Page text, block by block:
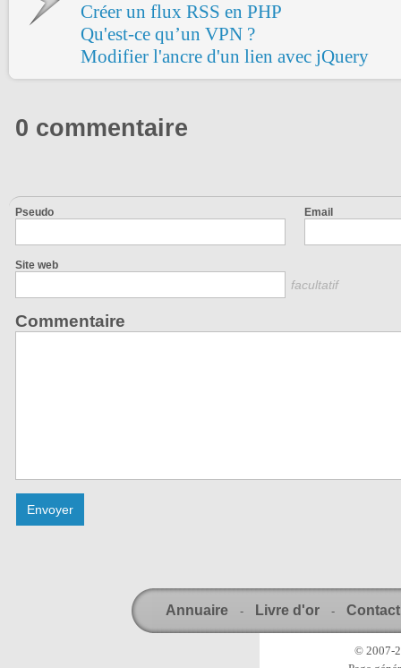
Créer un flux RSS en PHP
Qu'est-ce qu’un VPN ?
Modifier l'ancre d'un lien avec jQuery
0 commentaire
Pseudo Email
Site web
facultatif
Commentaire
Annuaire - Livre d'or - Contact
© 2007-